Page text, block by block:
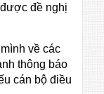
đề nghị
về các
thông báo
cán bộ điều